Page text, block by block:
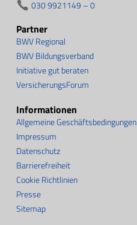
030 9921149 – 0
Informationen
Allgemeine Geschäftsbedingungen
Impressum
Datenschutz
Barrierefreiheit
Cookie Richtlinien
Presse
Sitemap
Partner
BWV Regional
BWV Bildungsverband
Initiative gut beraten
VersicherungsForum